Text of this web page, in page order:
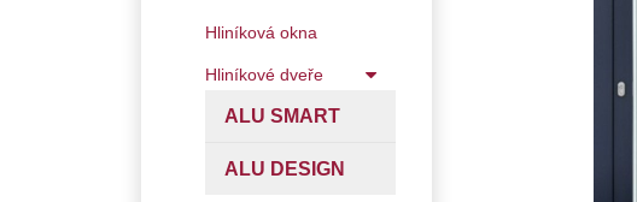
Hliníková okna
Hliníkové dveře
ALU SMART
ALU DESIGN